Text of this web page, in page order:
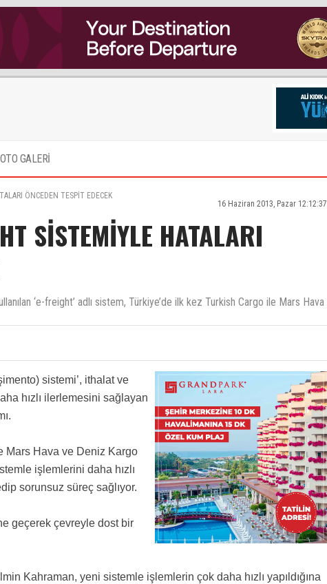
GALERİ
ÖNCEDEN TESPİT EDECEK
16 Haziran 2013, Pazar 12:12:37
SİSTEMİYLE HATALARI
‘e-freight’ adlı sistem, Türkiye’de ilk kez Turkish Cargo ile Mars Hava
sistemi’, ithalat ve
hızlı ilerlemesini sağlayan
Mars Hava ve Deniz Kargo
işlemlerini daha hızlı
sorunsuz süreç sağlıyor.
geçerek çevreyle dost bir
Kahraman, yeni sistemle işlemlerin çok daha hızlı yapıldığına